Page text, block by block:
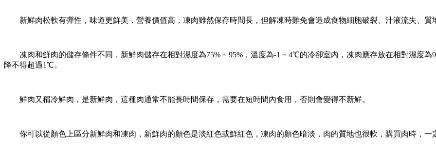
新鮮肉松軟有彈性，味道更鮮美，營養價值高，凍肉雖然保存時間長，但解凍時難免會造成食物細胞破裂、汁液流失、質
凍肉和鮮肉的儲存條件不同，新鮮肉儲存在相對濕度為75% ~ 95%，溫度為-1 ~ 4℃的冷卻室內，凍肉應存放在相對濕度為
降不得超過1℃。
鮮肉又稱冷鮮肉，是新鮮肉，這種肉通常不能長時間保存，需要在短時間內食用，否則會變得不新鮮。
你可以從顏色上區分新鮮肉和凍肉，新鮮肉的顏色是淡紅色或鮮紅色，凍肉的顏色暗淡，肉的質地也很軟，購買肉時，一